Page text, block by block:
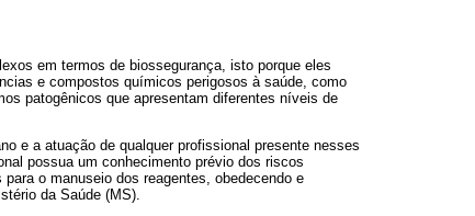
em termos de biossegurança, isto porque eles
e compostos químicos perigosos à saúde, como
patogênicos que apresentam diferentes níveis de
e a atuação de qualquer profissional presente nesses
possua um conhecimento prévio dos riscos
o manuseio dos reagentes, obedecendo e
da Saúde (MS).